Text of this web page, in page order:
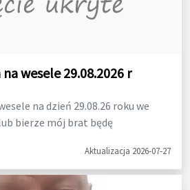
wesele 29.08.2026 r
na dzień 29.08.26 roku we
bierze mój brat będę
Aktualizacja 2026-07-27